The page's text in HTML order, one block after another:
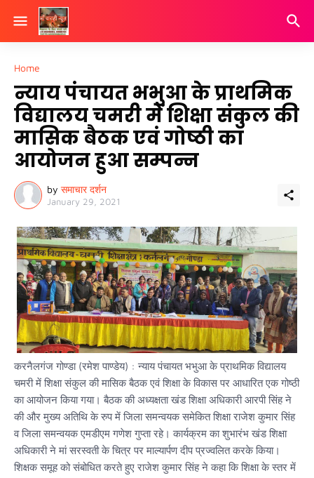
Home
न्याय पंचायत भभुआ के प्राथमिक
विद्यालय चमरी में शिक्षा संकुल की
मासिक बैठक एवं गोष्ठी का
आयोजन हुआ सम्पन्न
by समाचार दर्शन
January 29, 2021
करनैलगंज गोण्डा (रमेश पाण्डेय) : न्याय पंचायत भभुआ के प्राथमिक विद्यालय
चमरी में शिक्षा संकुल की मासिक बैठक एवं शिक्षा के विकास पर आधारित एक गोष्ठी
का आयोजन किया गया। बैठक की अध्यक्षता खंड शिक्षा अधिकारी आरपी सिंह ने
की और मुख्य अतिथि के रुप में जिला समन्वयक समेकित शिक्षा राजेश कुमार सिंह
व जिला समन्वयक एमडीएम गणेश गुप्ता रहे। कार्यक्रम का शुभारंभ खंड शिक्षा
अधिकारी ने मां सरस्वती के चित्र पर माल्यार्पण दीप प्रज्वलित करके किया।
शिक्षक समूह को संबोधित करते हुए राजेश कुमार सिंह ने कहा कि शिक्षा के स्तर में